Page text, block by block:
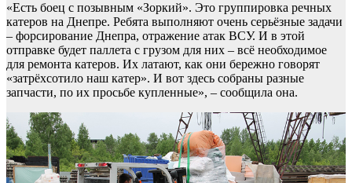
«Есть боец с позывным «Зоркий». Это группировка речных
катеров на Днепре. Ребята выполняют очень серьёзные задачи
– форсирование Днепра, отражение атак ВСУ. И в этой
отправке будет паллета с грузом для них – всё необходимое
для ремонта катеров. Их латают, как они бережно говорят
«затрёхсотило наш катер». И вот здесь собраны разные
запчасти, по их просьбе купленные», – сообщила она.